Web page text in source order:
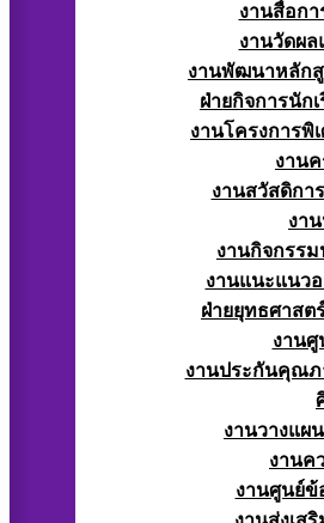
งานสื่อกา
งานวัดผล
งานพัฒนาหลักสู
ฝ่ายกิจการนัก
งานโครงการพิ
งาน
งานสวัสดิกา
งา
งานกิจกรร
งานแนะแนว
ฝ่ายยุทธศาสต
งานศู
งานประกันคุณภ
งานวางแผ
งานค
งานศูนย์ข้